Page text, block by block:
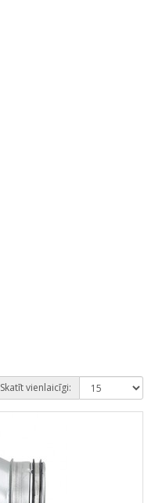
Skatīt vienlaicīgi: